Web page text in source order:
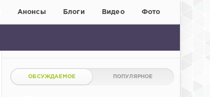
Анонсы Блоги Видео Фото
ОБСУЖДАЕМОЕ ПОПУЛЯРНОЕ